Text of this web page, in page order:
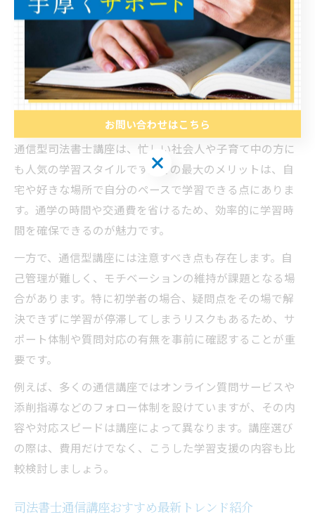
通信型司法書士試験対策の最新
事情を解説
通信型司法書士講座のメリットと注意点
通信型司法書士講座は、忙しい社会人や子育て中の方に
も人気の学習スタイルです。その最大のメリットは、自
宅や好きな場所で自分のペースで学習できる点にありま
す。通学の時間や交通費を省けるため、効率的に学習時
間を確保できるのが魅力です。
一方で、通信型講座には注意すべき点も存在します。自
己管理が難しく、モチベーションの維持が課題となる場
合があります。特に初学者の場合、疑問点をその場で解
決できずに学習が停滞してしまうリスクもあるため、サ
ポート体制や質問対応の有無を事前に確認することが重
要です。
例えば、多くの通信講座ではオンライン質問サービスや
添削指導などのフォロー体制を設けていますが、その内
容や対応スピードは講座によって異なります。講座選び
の際は、費用だけでなく、こうした学習支援の内容も比
較検討しましょう。
司法書士通信講座おすすめ最新トレンド紹介
お問い合わせはこちら
お問い合わせはこちら